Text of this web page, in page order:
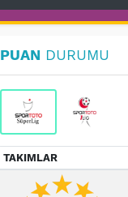
PUAN DURUMU
TAKIMLAR